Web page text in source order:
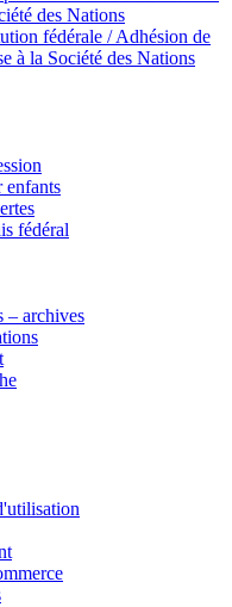
des Nations
fédérale / Adhésion de
à la Société des Nations
enfants
fédéral
– archives